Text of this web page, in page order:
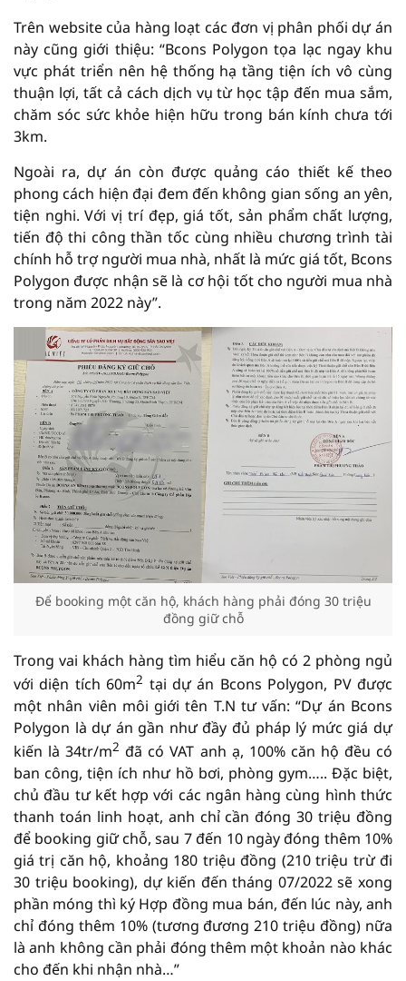
Trên website của hàng loạt các đơn vị phân phối dự án
này cũng giới thiệu: “Bcons Polygon tọa lạc ngay khu
vực phát triển nên hệ thống hạ tầng tiện ích vô cùng
thuận lợi, tất cả cách dịch vụ từ học tập đến mua sắm,
chăm sóc sức khỏe hiện hữu trong bán kính chưa tới
3km.
Ngoài ra, dự án còn được quảng cáo thiết kế theo
phong cách hiện đại đem đến không gian sống an yên,
tiện nghi. Với vị trí đẹp, giá tốt, sản phẩm chất lượng,
tiến độ thi công thần tốc cùng nhiều chương trình tài
chính hỗ trợ người mua nhà, nhất là mức giá tốt, Bcons
Polygon được nhận sẽ là cơ hội tốt cho người mua nhà
trong năm 2022 này”.
Để booking một căn hộ, khách hàng phải đóng 30 triệu
đồng giữ chỗ
Trong vai khách hàng tìm hiểu căn hộ có 2 phòng ngủ
với diện tích 60m2 tại dự án Bcons Polygon, PV được
một nhân viên môi giới tên T.N tư vấn: “Dự án Bcons
Polygon là dự án gần như đầy đủ pháp lý mức giá dự
kiến là 34tr/m2 đã có VAT anh ạ, 100% căn hộ đều có
ban công, tiện ích như hồ bơi, phòng gym….. Đặc biệt,
chủ đầu tư kết hợp với các ngân hàng cùng hình thức
thanh toán linh hoạt, anh chỉ cần đóng 30 triệu đồng
để booking giữ chỗ, sau 7 đến 10 ngày đóng thêm 10%
giá trị căn hộ, khoảng 180 triệu đồng (210 triệu trừ đi
30 triệu booking), dự kiến đến tháng 07/2022 sẽ xong
phần móng thì ký Hợp đồng mua bán, đến lúc này, anh
chỉ đóng thêm 10% (tương đương 210 triệu đồng) nữa
là anh không cần phải đóng thêm một khoản nào khác
cho đến khi nhận nhà…”